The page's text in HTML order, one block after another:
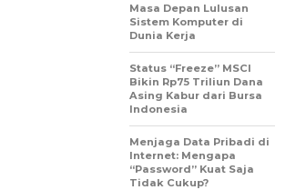
Masa Depan Lulusan
Sistem Komputer di
Dunia Kerja
Status “Freeze” MSCI
Bikin Rp75 Triliun Dana
Asing Kabur dari Bursa
Indonesia
Menjaga Data Pribadi di
Internet: Mengapa
“Password” Kuat Saja
Tidak Cukup?